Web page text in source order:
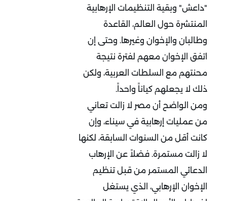
"داعش" وبقية التنظيمات الإرهابية
المنتشرة حول العالم، القاعدة
وطالبان والإخوان وغيرها. وحتى إن
اتفق الإخوان معهم لفترة نتيجة
محنتهم مع السلطات العربية، ولكن
ذلك لا يجعلهم كياناً واحداً.
ومن الواضح أن مصر لا زالت تعاني
من عمليات إرهابية في سيناء، وإن
كانت أقل من السنوات السابقة، لكنها
لا زالت مستمرة. فضلاً عن الإرهاب
الدعائي المستمر من قبل تنظيم
الإخوان الإرهابي، الذي يستغل